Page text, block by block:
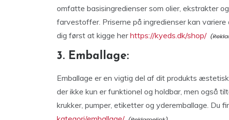
omfatte basisingredienser som olier, ekstrakter
farvestoffer. Priserne på ingredienser kan
dig først at kigge herhttps://kyeds.dk/shop/
3. Emballage:
Emballage er en vigtig del af dit produkts
der ikke kun er funktionel og holdbar, men også
krukker, pumper, etiketter og yderemballage. Du